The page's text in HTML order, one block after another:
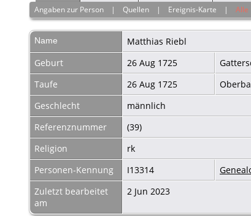
Angaben zur Person |Quellen | Ereignis-Karte |Alle
Name Matthias Riebl
Geburt
26 Aug 1725
Taufe
26 Aug 1725
Geschlecht
männlich
Referenznummer
(39)
Religion
rk
Personen-Kennung
I13314
Zuletzt bearbeitet
am
2 Jun 2023